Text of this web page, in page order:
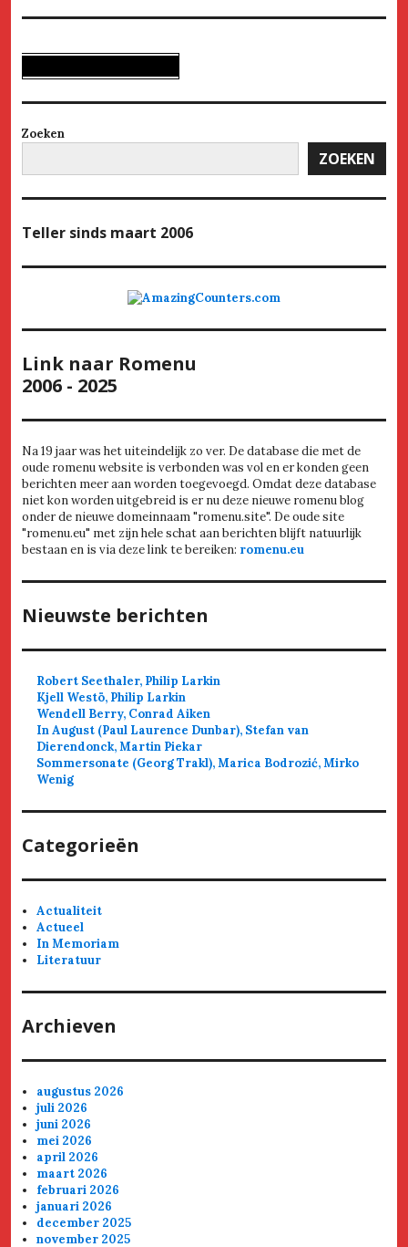
Zoeken
ZOEKEN
Teller sinds maart 2006
Link naar Romenu
2006 - 2025
Na 19 jaar was het uiteindelijk zo ver. De database die met de
oude romenu website is verbonden was vol en er konden geen
berichten meer aan worden toegevoegd. Omdat deze database
niet kon worden uitgebreid is er nu deze nieuwe romenu blog
onder de nieuwe domeinnaam "romenu.site". De oude site
"romenu.eu" met zijn hele schat aan berichten blijft natuurlijk
bestaan en is via deze link te bereiken: romenu.eu
Nieuwste berichten
Robert Seethaler, Philip Larkin
Kjell Westö, Philip Larkin
Wendell Berry, Conrad Aiken
In August (Paul Laurence Dunbar), Stefan van
Dierendonck, Martin Piekar
Sommersonate (Georg Trakl), Marica Bodrozić, Mirko
Wenig
Categorieën
Actualiteit
Actueel
In Memoriam
Literatuur
Archieven
augustus 2026
juli 2026
juni 2026
mei 2026
april 2026
maart 2026
februari 2026
januari 2026
december 2025
november 2025